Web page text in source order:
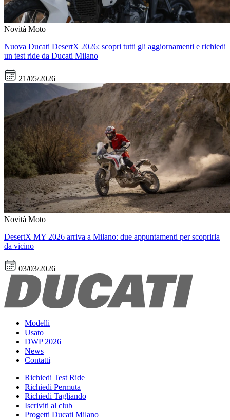
Novità Moto
Nuova Ducati DesertX 2026: scopri tutti gli aggiornamenti e richiedi
un test ride da Ducati Milano
21/05/2026
Novità Moto
DesertX MY 2026 arriva a Milano: due appuntamenti per scoprirla
da vicino
03/03/2026
Modelli
Usato
DWP 2026
News
Contatti
Richiedi Test Ride
Richiedi Permuta
Richiedi Tagliando
Iscriviti al club
Progetti Ducati Milano